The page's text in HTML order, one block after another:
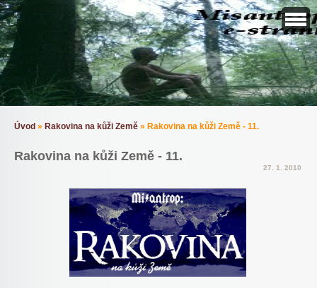
Úvod » Rakovina na kůži Země » Rakovina na kůži Země - 11.
Rakovina na kůži Země - 11.
27. 1. 2010